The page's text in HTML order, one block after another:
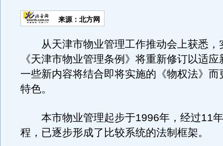
来源：北方网
从天津市物业管理工作推动会上获悉，
《天津市物业管理条例》将重新修订以适
一些新内容将结合即将实施的《物权法》而
特色。
本市物业管理起步于1996年，经过11
程，已逐步形成了比较系统的法制框架。